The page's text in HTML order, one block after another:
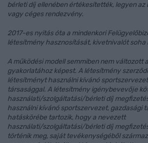
bérleti díj ellenében értékesítették, legyen az
vagy céges rendezvény.
2017-es nyitás óta a mindenkori
létesítmény hasznosítását, kivetnivalót soha
A működési modell semmiben nem változott
gyakorlatához képest. A létesítmény
létesítményt használni kívánó
társasággal. A létesítmény igénybevevője
használati/szolgáltatási/bérleti díj
használni kívánó sportszervezet, gazdasági
hatáskörébe tartozik, hogy a nevezett
használati/szolgáltatási/bérleti díj
történik meg, saját tevékenységéből